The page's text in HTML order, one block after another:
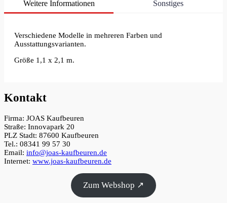
Weitere Informationen Sonstiges
Verschiedene Modelle in mehreren Farben und
Ausstattungsvarianten.
Größe 1,1 x 2,1 m.
Kontakt
Firma: JOAS Kaufbeuren
Straße: Innovapark 20
PLZ Stadt: 87600 Kaufbeuren
Tel.: 08341 99 57 30
Email: info@joas-kaufbeuren.de
Internet: www.joas-kaufbeuren.de
Zum Webshop ↗